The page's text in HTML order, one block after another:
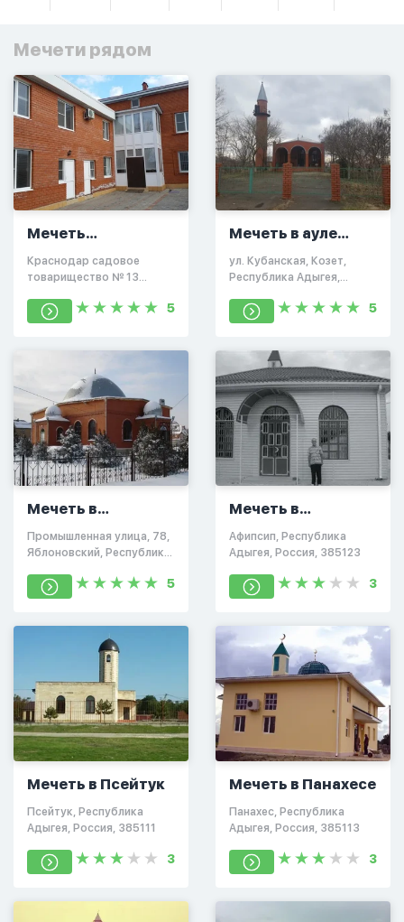
Мечети рядом
Мечеть
Краснодара
Краснодар садовое
товарищество № 13
Западная улица, 736
5
Мечеть в ауле
Козет
ул. Кубанская, Козет,
Республика Адыгея,
5
Мечеть в
Яблоновке
Промышленная улица, 78,
Яблоновский, Республика
5
Мечеть в
Афипсипе
Афипсип, Республика
Адыгея, Россия, 385123
3
Мечеть в Псейтук
Псейтук, Республика
Адыгея, Россия, 385111
3
Мечеть в Панахесе
Панахес, Республика
Адыгея, Россия, 385113
3